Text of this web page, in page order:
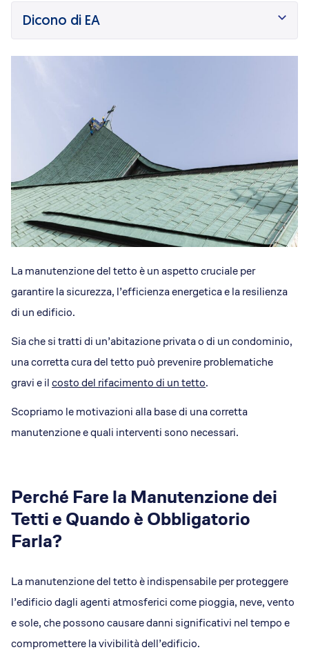
Dicono di Acrobatica
Approfondimenti
News
Dicono di EA
La manutenzione del tetto è un aspetto cruciale per
garantire la sicurezza, l’efficienza energetica e la resilienza
di un edificio.
Sia che si tratti di un’abitazione privata o di un condominio,
una corretta cura del tetto può prevenire problematiche
gravi e ilcosto del rifacimento di un tetto.
Scopriamo le motivazioni alla base di una corretta
manutenzione e quali interventi sono necessari.
Perché Fare la Manutenzione dei
Tetti e Quando è Obbligatorio
Farla?
La manutenzione del tetto è indispensabile per proteggere
l’edificio dagli agenti atmosferici come pioggia, neve, vento
e sole, che possono causare danni significativi nel tempo e
compromettere la vivibilità dell’edificio.